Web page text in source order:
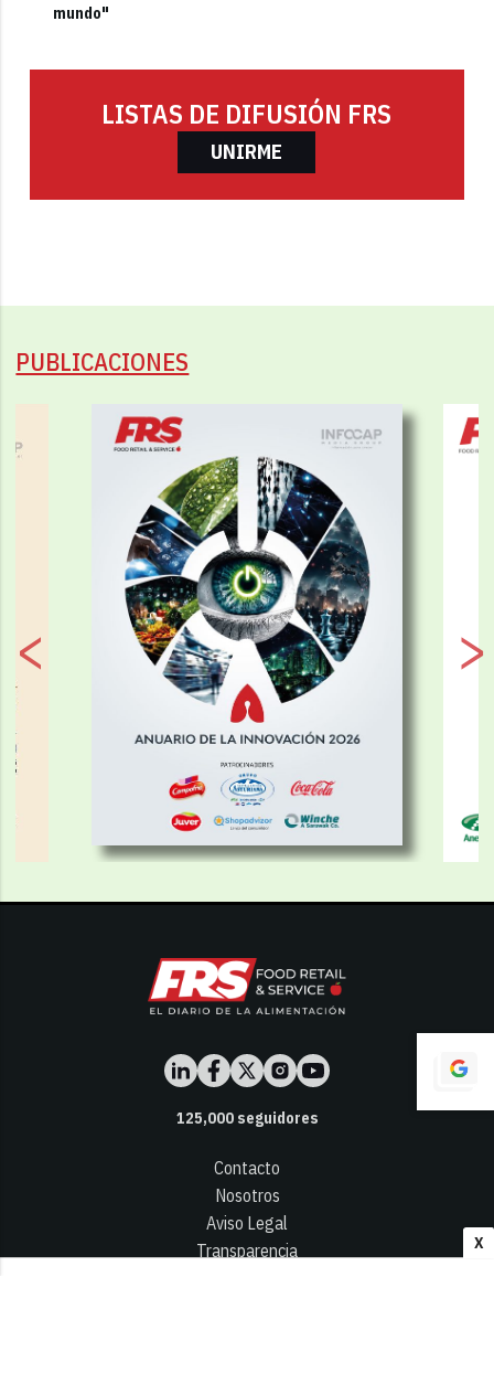
X
mundo"
LISTAS DE DIFUSIÓN FRS
UNIRME
PUBLICACIONES
125,000seguidores
Contacto
Nosotros
Aviso Legal
Transparencia